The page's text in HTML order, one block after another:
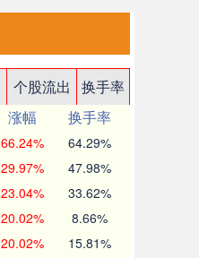
个股流出
换手率
涨幅
换手率
66.24% 64.29%
29.97% 47.98%
23.04% 33.62%
20.02% 8.66%
20.02% 15.81%